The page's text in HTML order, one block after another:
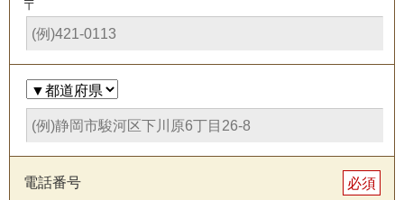
〒
電話番号 必須